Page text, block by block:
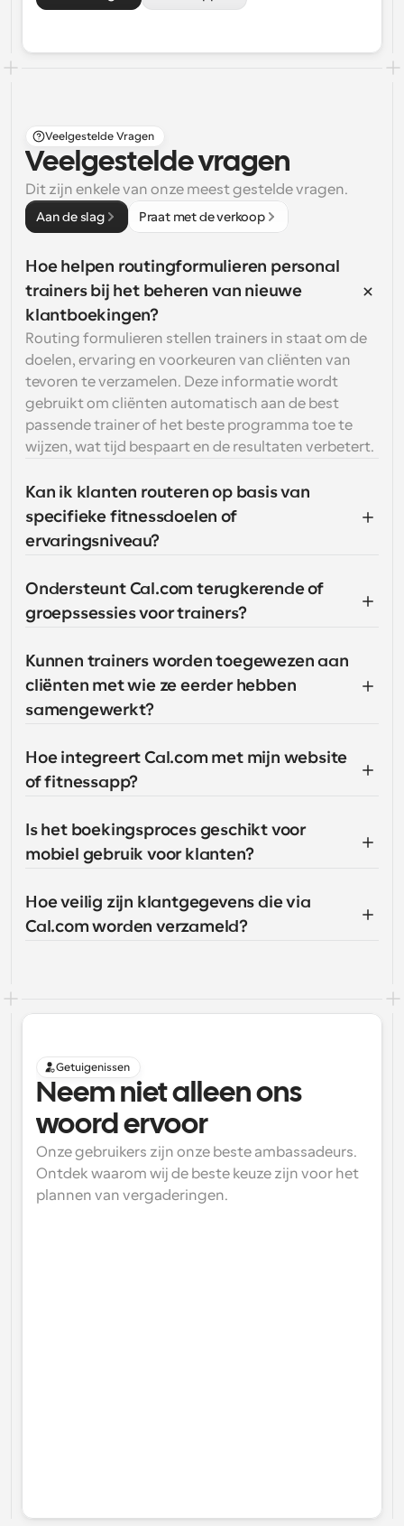
Veelgestelde Vragen
Veelgestelde vragen
Dit zijn enkele van onze meest gestelde vragen.
Aan de slag Praat met de verkoop
Hoe helpen routingformulieren personal
trainers bij het beheren van nieuwe
klantboekingen?
Routing formulieren stellen trainers in staat om de
doelen, ervaring en voorkeuren van cliënten van
tevoren te verzamelen. Deze informatie wordt
gebruikt om cliënten automatisch aan de best
passende trainer of het beste programma toe te
wijzen, wat tijd bespaart en de resultaten verbetert.
Kan ik klanten routeren op basis van
specifieke fitnessdoelen of
ervaringsniveau?
Ondersteunt Cal.com terugkerende of
groepssessies voor trainers?
Kunnen trainers worden toegewezen aan
cliënten met wie ze eerder hebben
samengewerkt?
Hoe integreert Cal.com met mijn website
of fitnessapp?
Is het boekingsproces geschikt voor
mobiel gebruik voor klanten?
Hoe veilig zijn klantgegevens die via
Cal.com worden verzameld?
Getuigenissen
Neem niet alleen ons
woord ervoor
Onze gebruikers zijn onze beste ambassadeurs.
Ontdek waarom wij de beste keuze zijn voor het
plannen van vergaderingen.